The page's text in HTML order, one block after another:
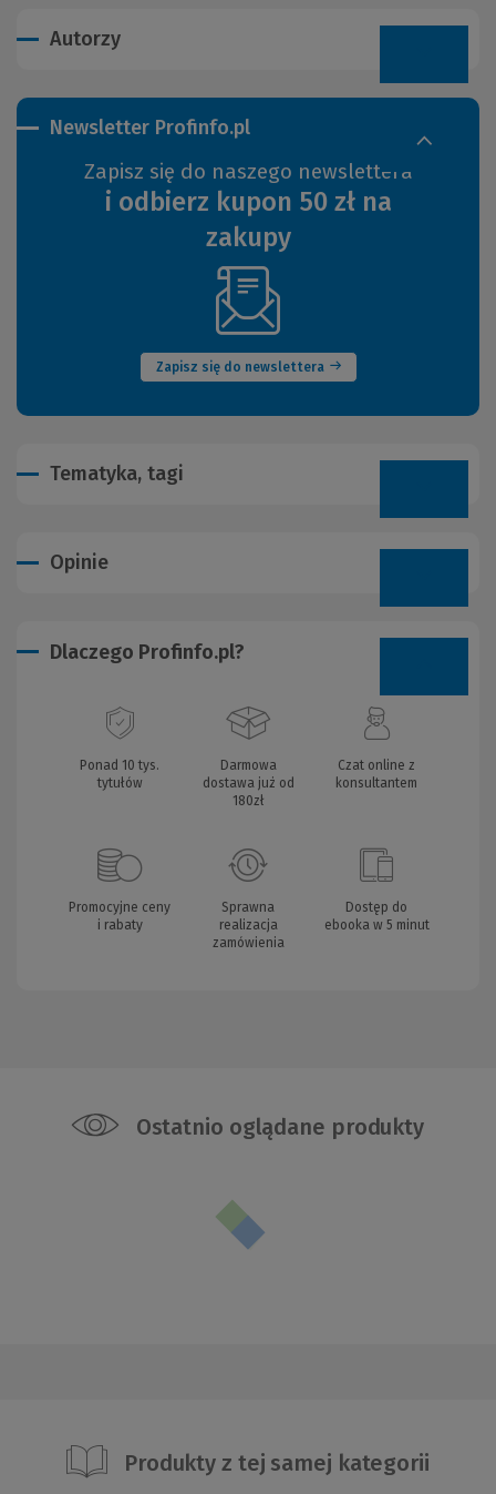
Autorzy
Newsletter Profinfo.pl
Zapisz się do naszego newslettera
i odbierz kupon 50 zł na
zakupy
Zapisz się do newslettera
(Nowe
okno)
Tematyka, tagi
Opinie
Dlaczego Profinfo.pl?
Ponad 10 tys.
tytułów
Darmowa
dostawa już od
180zł
Czat online z
konsultantem
Promocyjne ceny
i rabaty
Sprawna
realizacja
zamówienia
Dostęp do
ebooka w 5 minut
Ostatnio oglądane produkty
Produkty z tej samej kategorii